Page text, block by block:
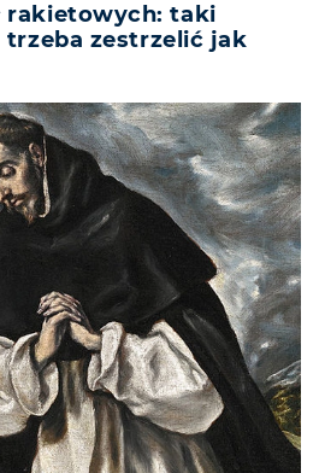
rakietowych: taki
trzeba zestrzelić jak